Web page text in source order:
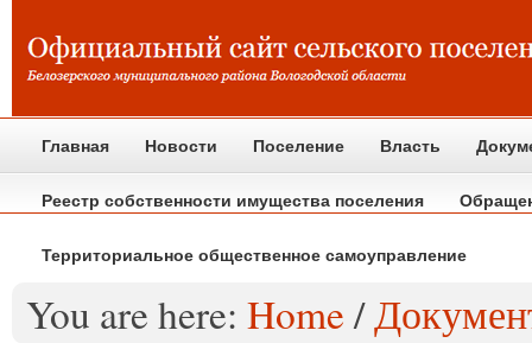
Главная Новости Поселение Власть
Реестр собственности имущества поселения
Территориальное общественное самоуправление
You are here: Home /